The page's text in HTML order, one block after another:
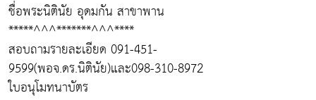
ชื่อพระนิตินัย อุดมกัน สาขาพาน
*****^^^*******^^^****
สอบถามรายละเอียด 091-451-
9599(พอจ.ดร.นิตินัย)และ098-310-8972
ใบอนุโมทนาบัตร